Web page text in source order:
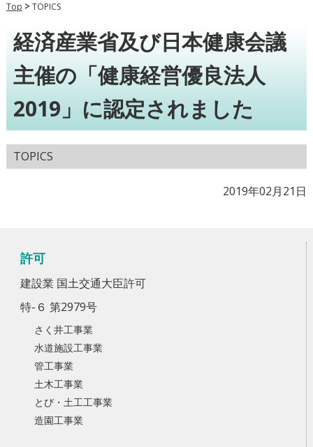
Top TOPICS
経済産業省及び日本健康会議
主催の「健康経営優良法人
2019」に認定されました
TOPICS
2019年02月21日
許可
建設業 国土交通大臣許可
特-６ 第2979号
さく井工事業
水道施設工事業
管工事業
土木工事業
とび・土工工事業
造園工事業